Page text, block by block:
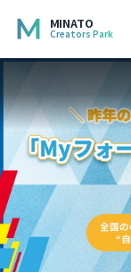
MINATO
Creators Park